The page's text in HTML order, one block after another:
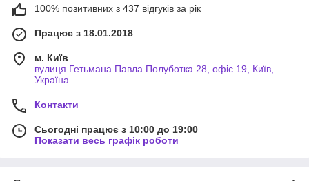
100% позитивних з 437 відгуків за рік
Працює з 18.01.2018
м. Київ
вулиця Гетьмана Павла Полуботка 28, офіс 19, Київ,
Україна
Контакти
Сьогодні працює з 10:00 до 19:00
Показати весь графік роботи